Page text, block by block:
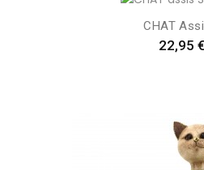
CHAT
Preis
22,95 €